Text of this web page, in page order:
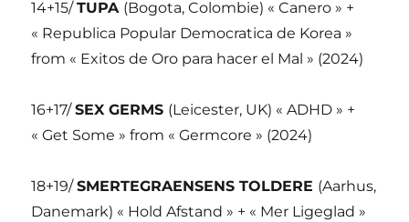
14+15/TUPA (Bogota, Colombie) « Canero » +
« Republica Popular Democratica de Korea »
from « Exitos de Oro para hacer el Mal » (2024)
16+17/SEX GERMS (Leicester, UK) « ADHD » +
« Get Some » from « Germcore » (2024)
18+19/SMERTEGRAENSENS TOLDERE (Aarhus,
Danemark) « Hold Afstand » + « Mer Ligeglad »